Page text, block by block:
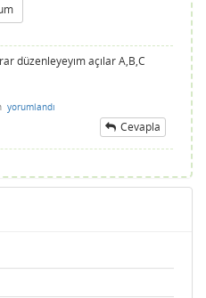
düzenleyeyım açılar A,B,C
yorumlandı
Cevapla